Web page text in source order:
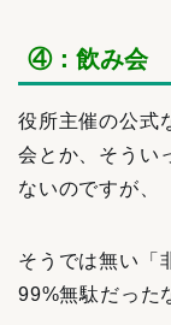
④：飲み会
役所主催の公式
会とか、そうい
ないのですが、
そうでは無い「
99%無駄だった